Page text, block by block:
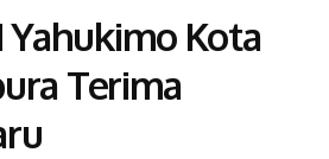
Yahukimo Kota
Terima